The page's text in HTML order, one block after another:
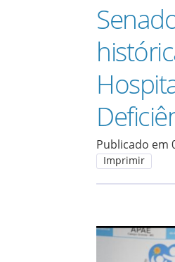
Publicado em
Imprimir